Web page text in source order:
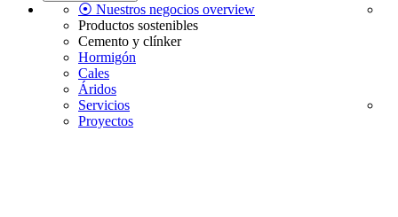
⦿ Nuestros negocios overview
Productos sostenibles
Cemento y clínker
Hormigón
Cales
Áridos
Servicios
Proyectos